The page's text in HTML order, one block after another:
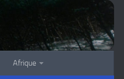
Afrique